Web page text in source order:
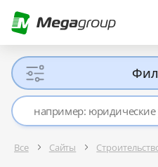
Все Сайты